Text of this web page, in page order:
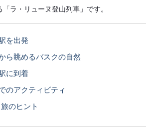
「ラ・リューヌ登山列車」です。
を出発
ら眺めるバスクの自然
に到着
アクティビティ
のヒント